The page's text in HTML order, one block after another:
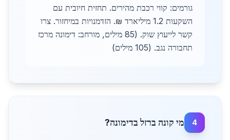
גורמים: קווי רכבת מהירים. תחזית חיובית עם
השקעות 1.2 מיליארד ₪. הזדמנויות במיחזור. צרו
קשר לייעוץ שוק. (85 מילים, מורחב: דימונה מרכז
תחבורה נגב. (105 מילים)
4 מי קונה ברזל בדימונה?